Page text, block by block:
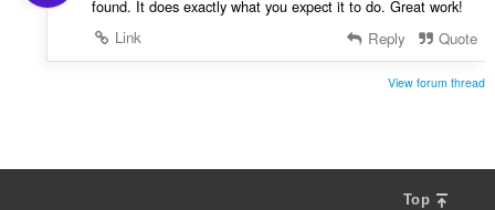
found. It does exactly what you expect it to do. Great work!
Link
Reply Quote
View forum thread
Top